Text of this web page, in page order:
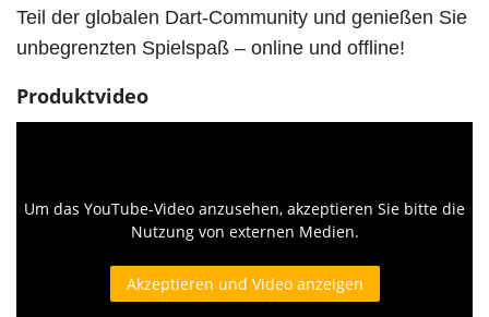
Teil der globalen Dart-Community und genießen Sie
unbegrenzten Spielspaß – online und offline!
Produktvideo
Um das YouTube-Video anzusehen, akzeptieren Sie bitte die
Nutzung von externen Medien.
Akzeptieren und Video anzeigen